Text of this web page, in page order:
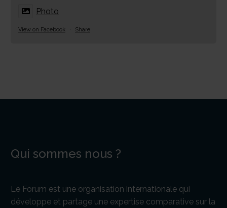
Photo
View on Facebook · Share
Qui sommes nous ?
Le Forum est une organisation internationale qui
développe et partage une expertise comparative sur la